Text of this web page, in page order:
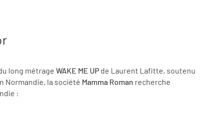
long métrage WAKE ME UP de Laurent Lafitte, soutenu
Normandie, la société Mamma Roman recherche
: